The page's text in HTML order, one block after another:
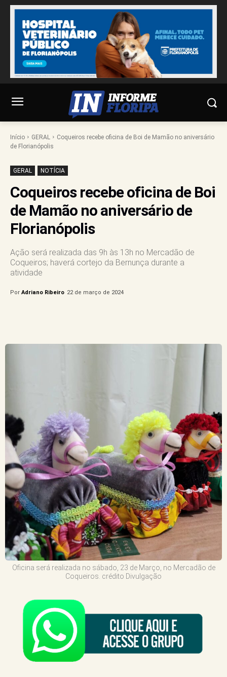
Início GERAL
Coqueiros recebe oficina de Boi de Mamão no aniversário
de Florianópolis
GERAL NOTÍCIA
Coqueiros recebe oficina de Boi
de Mamão no aniversário de
Florianópolis
Ação será realizada das 9h às 13h no Mercadão de
Coqueiros; haverá cortejo da Bernunça durante a
atividade
Por Adriano Ribeiro 22 de março de 2024
Oficina será realizada no sábado, 23 de Março, no Mercadão de
Coqueiros. crédito Divulgação